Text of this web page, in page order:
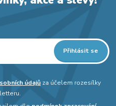
Přihlásit se
údajůza účelem rozesílky